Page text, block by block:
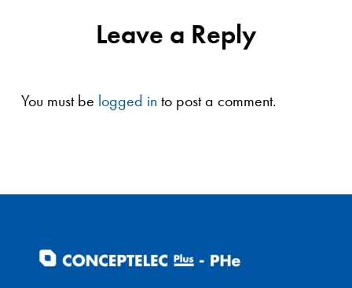
Leave a Reply
You must be logged in to post a comment.